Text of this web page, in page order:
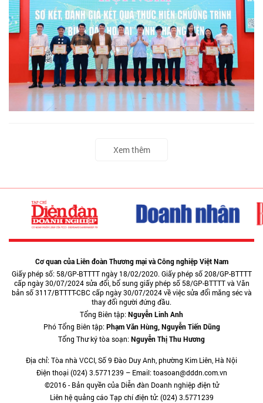
Xem thêm
Cơ quan của Liên đoàn Thương mại và Công nghiệp Việt Nam
Giấy phép số: 58/GP-BTTTT ngày 18/02/2020. Giấy phép số 208/GP-BTTTT
cấp ngày 30/07/2024 sửa đổi, bổ sung giấy phép số 58/GP-BTTTT và Văn
bản số 3117/BTTTT-CBC cấp ngày 30/07/2024 về việc sửa đổi măng séc và
thay đổi người đứng đầu.
Tổng Biên tập:Nguyễn Linh Anh
Phó Tổng Biên tập:Phạm Văn Hùng, Nguyễn Tiến Dũng
Tổng Thư ký tòa soạn:Nguyễn Thị Thu Hương
Địa chỉ: Tòa nhà VCCI, Số 9 Đào Duy Anh, phường Kim Liên, Hà Nội
Điện thoại (024) 3.5771239 – Email: toasoan@dddn.com.vn
©2016 - Bản quyền của Diễn đàn Doanh nghiệp điện tử
Liên hệ quảng cáo Tạp chí điện tử: (024) 3.5771239